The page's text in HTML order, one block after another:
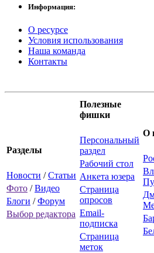
Информация:
О ресурсе
Условия использования
Наша команда
Контакты
Разделы
Новости /Статьи
Фото /Видео
Блоги /Форум
Выбор редактора
Полезные
фишки
Персональный
раздел
Рабочий стол
Анкета юзера
Страница
опросов
Email-
подписка
Страница
меток
О